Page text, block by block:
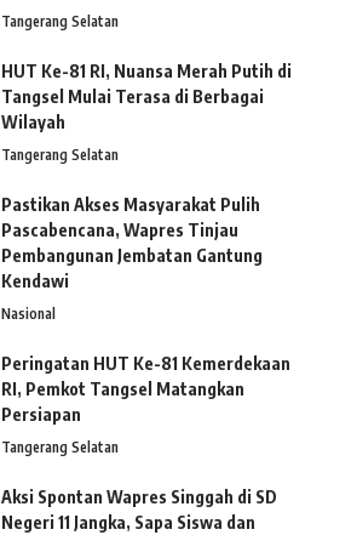
Tangerang Selatan
HUT Ke-81 RI, Nuansa Merah Putih di
Tangsel Mulai Terasa di Berbagai
Wilayah
Tangerang Selatan
Pastikan Akses Masyarakat Pulih
Pascabencana, Wapres Tinjau
Pembangunan Jembatan Gantung
Kendawi
Nasional
Peringatan HUT Ke-81 Kemerdekaan
RI, Pemkot Tangsel Matangkan
Persiapan
Tangerang Selatan
Aksi Spontan Wapres Singgah di SD
Negeri 11 Jangka, Sapa Siswa dan